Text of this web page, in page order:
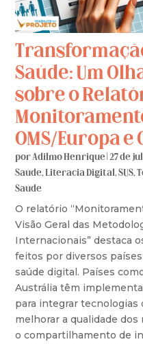
Saúde: Um
sobre o
OMS/Europa e
porAdilmo Henrique|27 de
Saúde,Literacia Digital,SUS,
Saúde
O relatório
Visão Geral das
Internacionais” destaca
feitos por diversos
saúde digital. Países
Austrália têm
para integrar tecnologias
melhorar a qualidade
o compartilhamento de